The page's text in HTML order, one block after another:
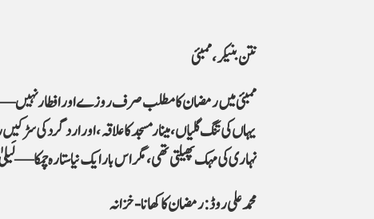
نتن بنیکر، ممبئی
ممبئی میں رمضان کا مطلب صرف روزے اور افطار نہیں—یہ
یہاں کی تنگ گلیاں، مینار مسجد کا علاقہ، اور ارد گرد
نہاری کی مہک پھیلتی تھی، مگر اس بار ایک نیا ستارہ
محمد علی روڈ: رمضان کا کھانا-خزانہ